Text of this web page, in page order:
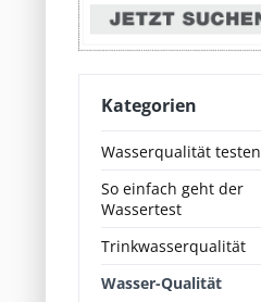
Kategorien
Wasserqualität testen
So einfach geht der
Wassertest
Trinkwasserqualität
Wasser-Qualität